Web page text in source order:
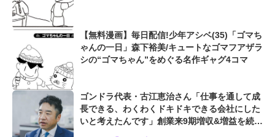
【無料漫画】毎日配信!少年アシベ(35)「ゴマち
ゃんの一日」森下裕美/キュートなゴマフアザラ
シの“ゴマちゃん”をめぐる名作ギャグ4コマ
ゴンドラ代表・古江恵治さん「仕事を通して成
長できる、わくわくドキドキできる会社にした
いと考えたんです」創業来9期増収&増益を続け